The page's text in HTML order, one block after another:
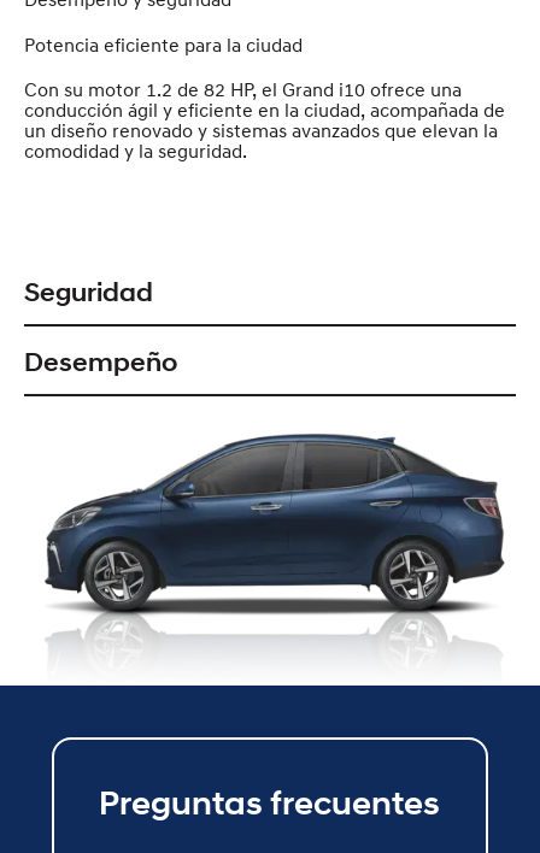
Potencia eficiente para la ciudad
Con su motor 1.2 de 82 HP, el Grand i10 ofrece una
conducción ágil y eficiente en la ciudad, acompañada de
un diseño renovado y sistemas avanzados que elevan la
comodidad y la seguridad.
Seguridad
Desempeño
Preguntas frecuentes